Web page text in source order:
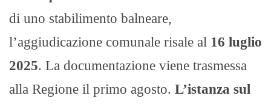
di uno stabilimento balneare,
l’aggiudicazione comunale risale al 16 luglio
2025. La documentazione viene trasmessa
alla Regione il primo agosto. L’istanza sul